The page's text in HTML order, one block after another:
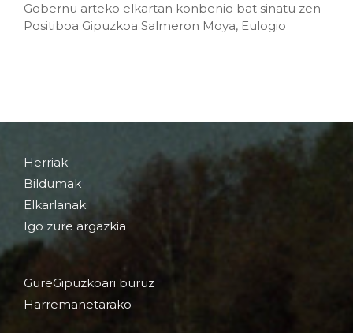
Gobernu arteko elkartan konbenio bat sinatu zen
Positiboa Gipuzkoa Salmeron Moya, Eulogio
Herriak
Bildumak
Elkarlanak
Igo zure argazkia
GureGipuzkoari buruz
Harremanetarako